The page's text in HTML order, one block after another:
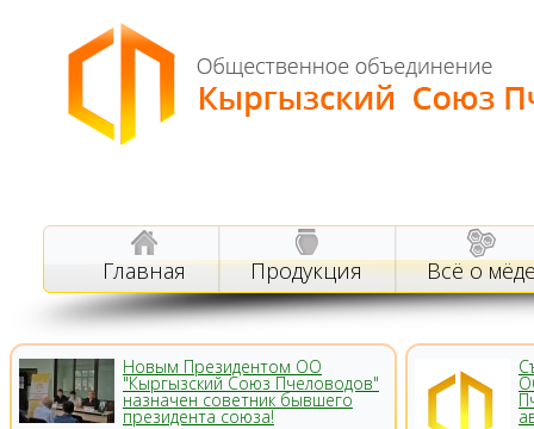
Главная Продукция Всё о
Новым Президентом ОО
"Кыргызский Союз Пчеловодов"
назначен советник бывшего
президента союза!